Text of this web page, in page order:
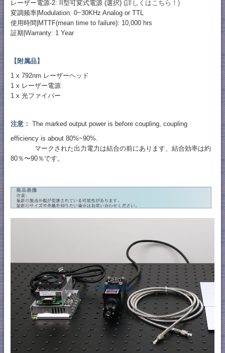
レーザー電源-2: II型可変式電源 (選択) (詳しくはこちら！)
変調频率|Modulation: 0~30KHz Analog or TTL
使用時間|MTTF(mean time to failure): 10,000 hrs
証期|Warranty: 1 Year
【附属品】
1 x 792nm レーザーヘッド
1 x レーザー電源
1 x 光ファイバー
注意： The marked output power is before coupling, coupling
efficiency is about 80%~90%.
マークされた出力電力は結合の前にあります、結合効率は約
80％〜90％です。